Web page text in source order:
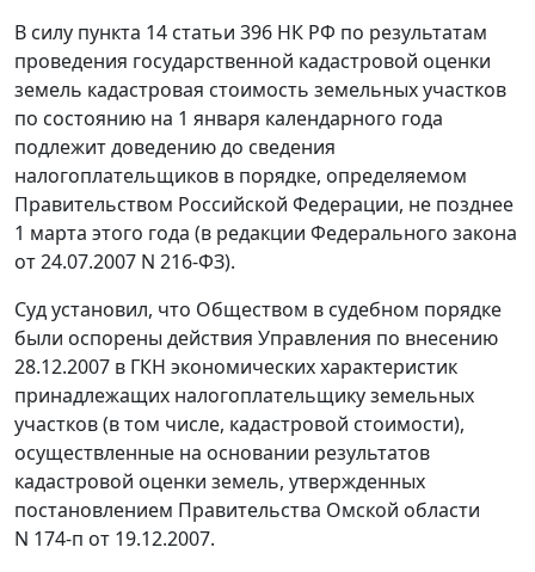
В силу пункта 14 статьи 396 НК РФ по результатам
проведения государственной кадастровой оценки
земель кадастровая стоимость земельных участков
по состоянию на 1 января календарного года
подлежит доведению до сведения
налогоплательщиков в порядке, определяемом
Правительством Российской Федерации, не позднее
1 марта этого года (в редакции Федерального закона
от 24.07.2007 N 216-ФЗ).
Суд установил, что Обществом в судебном порядке
были оспорены действия Управления по внесению
28.12.2007 в ГКН экономических характеристик
принадлежащих налогоплательщику земельных
участков (в том числе, кадастровой стоимости),
осуществленные на основании результатов
кадастровой оценки земель, утвержденных
постановлением Правительства Омской области
N 174-п от 19.12.2007.